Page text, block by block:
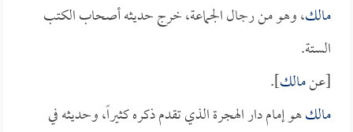
مالك، وهو من رجال الجماعة، خرج حديثه أصحاب الكتب
الستة.
[عنمالك].
مالكهو إمام دار الهجرة الذي تقدم ذكره كثيراً، وحديثه في